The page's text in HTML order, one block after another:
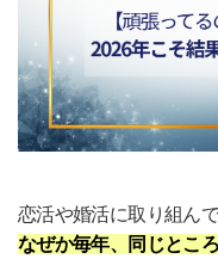
恋活や婚活に取り組んで
なぜか毎年、同じとこ